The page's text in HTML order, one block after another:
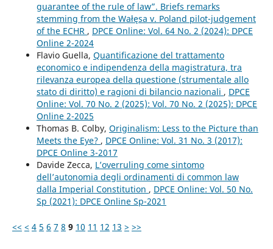
guarantee of the rule of law”. Briefs remarks
stemming from the Wałęsa v. Poland pilot-judgement
of the ECHR , DPCE Online: Vol. 64 No. 2 (2024): DPCE
Online 2-2024
Flavio Guella, Quantificazione del trattamento
economico e indipendenza della magistratura, tra
rilevanza europea della questione (strumentale allo
stato di diritto) e ragioni di bilancio nazionali , DPCE
Online: Vol. 70 No. 2 (2025): Vol. 70 No. 2 (2025): DPCE
Online 2-2025
Thomas B. Colby, Originalism: Less to the Picture than
Meets the Eye? , DPCE Online: Vol. 31 No. 3 (2017):
DPCE Online 3-2017
Davide Zecca, L’overruling come sintomo
dell’autonomia degli ordinamenti di common law
dalla Imperial Constitution , DPCE Online: Vol. 50 No.
Sp (2021): DPCE Online Sp-2021
<< < 4 5 6 7 8 9 10 11 12 13 > >>